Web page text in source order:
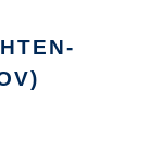
V